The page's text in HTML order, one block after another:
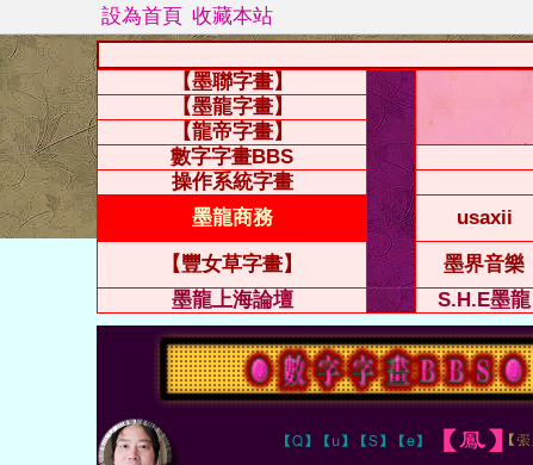
設為首頁 收藏本站
【墨聯字畫】
【墨龍字畫】
【龍帝字畫】
數字字畫BBS
操作系統字畫
墨龍商務
usaxii
【豐女草字畫】 墨界音樂
墨龍上海論壇
S.H.E墨龍